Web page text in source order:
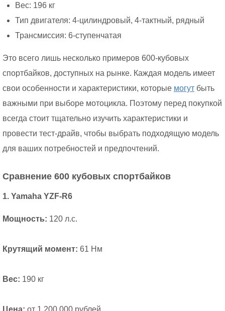
Вес: 196 кг
Тип двигателя: 4-цилиндровый, 4-тактный, рядный
Трансмиссия: 6-ступенчатая
Это всего лишь несколько примеров 600-кубовых
спортбайков, доступных на рынке. Каждая модель имеет
свои особенности и характеристики, которые могут быть
важными при выборе мотоцикла. Поэтому перед покупкой
всегда стоит тщательно изучить характеристики и
провести тест-драйв, чтобы выбрать подходящую модель
для ваших потребностей и предпочтений.
Сравнение 600 кубовых спортбайков
1. Yamaha YZF-R6
Мощность: 120 л.с.
Крутящий момент: 61 Нм
Вес: 190 кг
Цена: от 1 200 000 рублей